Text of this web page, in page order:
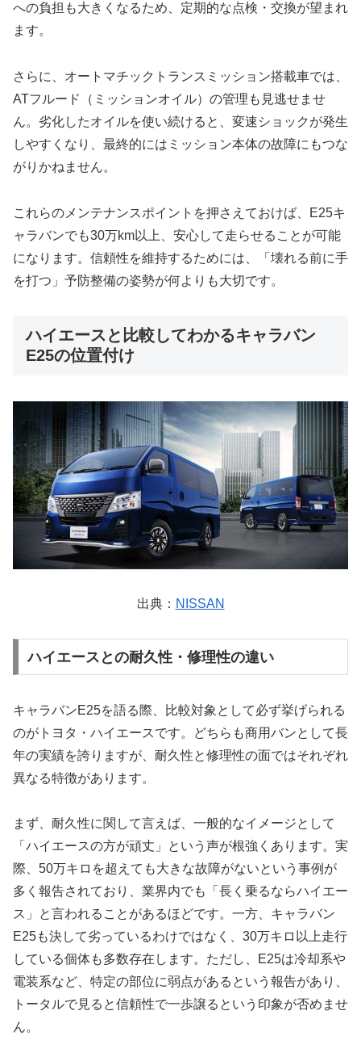
への負担も大きくなるため、定期的な点検・交換が望まれ
ます。
さらに、オートマチックトランスミッション搭載車では、
ATフルード（ミッションオイル）の管理も見逃せませ
ん。劣化したオイルを使い続けると、変速ショックが発生
しやすくなり、最終的にはミッション本体の故障にもつな
がりかねません。
これらのメンテナンスポイントを押さえておけば、E25キ
ャラバンでも30万km以上、安心して走らせることが可能
になります。信頼性を維持するためには、「壊れる前に手
を打つ」予防整備の姿勢が何よりも大切です。
ハイエースと比較してわかるキャラバン
E25の位置付け
出典： NISSAN
ハイエースとの耐久性・修理性の違い
キャラバンE25を語る際、比較対象として必ず挙げられる
のがトヨタ・ハイエースです。どちらも商用バンとして長
年の実績を誇りますが、耐久性と修理性の面ではそれぞれ
異なる特徴があります。
まず、耐久性に関して言えば、一般的なイメージとして
「ハイエースの方が頑丈」という声が根強くあります。実
際、50万キロを超えても大きな故障がないという事例が
多く報告されており、業界内でも「長く乗るならハイエー
ス」と言われることがあるほどです。一方、キャラバン
E25も決して劣っているわけではなく、30万キロ以上走行
している個体も多数存在します。ただし、E25は冷却系や
電装系など、特定の部位に弱点があるという報告があり、
トータルで見ると信頼性で一歩譲るという印象が否めませ
ん。